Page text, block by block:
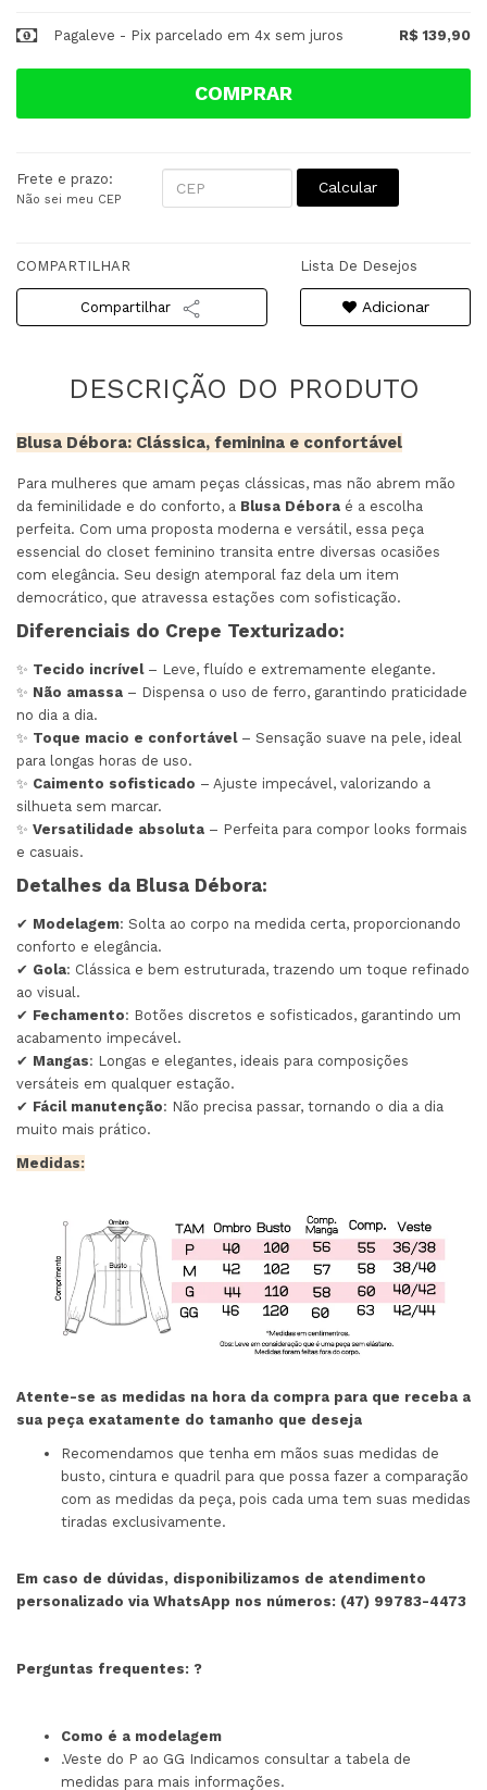
Pagaleve - Pix parcelado em 4x sem juros R$ 139,90
COMPRAR
Frete e prazo:
Não sei meu CEP
Calcular
COMPARTILHAR
Compartilhar
Lista De Desejos
Adicionar
Blusa Débora: Clássica, feminina e confortável
Para mulheres que amam peças clássicas, mas não abrem mão
da feminilidade e do conforto, a Blusa Débora é a escolha
perfeita. Com uma proposta moderna e versátil, essa peça
essencial do closet feminino transita entre diversas ocasiões
com elegância. Seu design atemporal faz dela um item
democrático, que atravessa estações com sofisticação.
Diferenciais do Crepe Texturizado:
✨ Tecido incrível– Leve, fluído e extremamente elegante.
✨ Não amassa – Dispensa o uso de ferro, garantindo praticidade
no dia a dia.
✨ Toque macio e confortável– Sensação suave na pele, ideal
para longas horas de uso.
✨ Caimento sofisticado – Ajuste impecável, valorizando a
silhueta sem marcar.
✨ Versatilidade absoluta – Perfeita para compor looks formais
e casuais.
Detalhes da Blusa Débora:
✔ Modelagem: Solta ao corpo na medida certa, proporcionando
conforto e elegância.
✔ Gola: Clássica e bem estruturada, trazendo um toque refinado
ao visual.
✔ Fechamento: Botões discretos e sofisticados, garantindo um
acabamento impecável.
✔ Mangas: Longas e elegantes, ideais para composições
versáteis em qualquer estação.
✔ Fácil manutenção: Não precisa passar, tornando o dia a dia
muito mais prático.
Medidas:
Atente-se as medidas na hora da compra para que receba a
sua peça exatamente do tamanho que deseja
Recomendamos que tenha em mãos suas medidas de
busto, cintura e quadril para que possa fazer a comparação
com as medidas da peça, pois cada uma tem suas medidas
tiradas exclusivamente.
Em caso de dúvidas, disponibilizamos de atendimento
personalizado via WhatsApp nos números: (47) 99783-4473
Perguntas frequentes: ?
Como é a modelagem
.Veste do P ao GG Indicamos consultar a tabela de
medidas para mais informações.